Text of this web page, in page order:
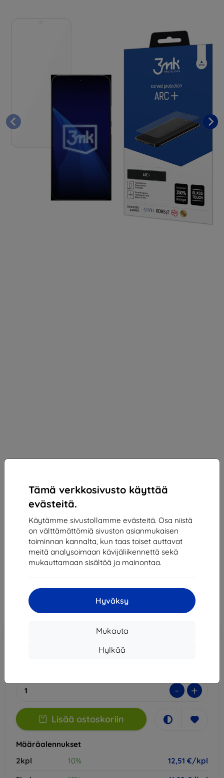
Tämä verkkosivusto käyttää
evästeitä.
Käytämme sivustollamme evästeitä. Osa niistä
on välttämättömiä sivuston asianmukaisen
toiminnan kannalta, kun taas toiset auttavat
meitä analysoimaan kävijäliikennettä sekä
mukauttamaan sisältöä ja mainontaa.
Hyväksy
Mukauta
Hylkää
3mk ARC+ Protective film for Xiaomi 15T Pro 5G
Xiaomi 15T Pro
13,90 €
12,51 €
Hinta ilman ALV:tä
Alennus kupongilla
- +
Lisää ostoskoriin
Määräalennukset
2kpl
10%
12,51 €/kpl